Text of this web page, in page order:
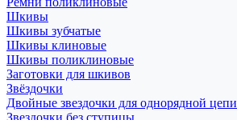
Шкивы
Шкивы зубчатые
Шкивы клиновые
Шкивы поликлиновые
Заготовки для шкивов
Звёздочки
Двойные звездочки для однорядной цепи
Звездочки без ступицы